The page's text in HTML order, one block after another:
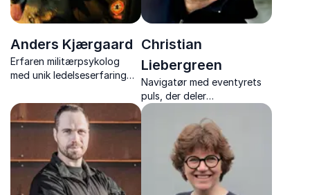
Anders Kjærgaard
Erfaren militærpsykolog
med unik ledelseserfaring
Ekspert i teamdynamik
under ekstreme forhold og
mental robusthed.
Christian
Liebergreen
Navigatør med eventyrets
puls, der deler
rejsefortællinger og
indsigter gennem
medrivende foredrag.
Kompasset peger mod
inspiration og opdagelse.